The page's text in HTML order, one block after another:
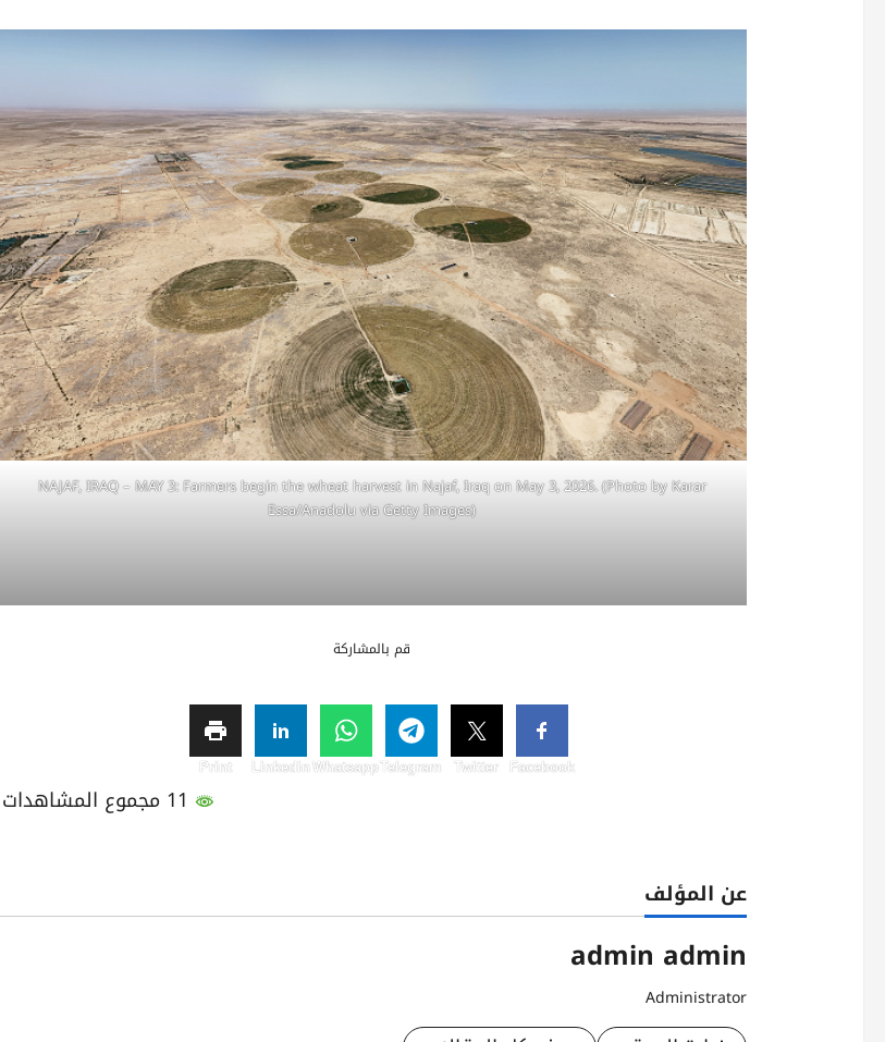
NAJAF, IRAQ – MAY 3: Farmers begin the wheat harvest in Najaf, Iraq on May 3, 2026. (Photo by Karar
Essa/Anadolu via Getty Images)
قم بالمشاركة
Facebook
Twitter
Telegram
Whatsapp
Linkedin
Print
عن المؤلف
admin admin
Administrator